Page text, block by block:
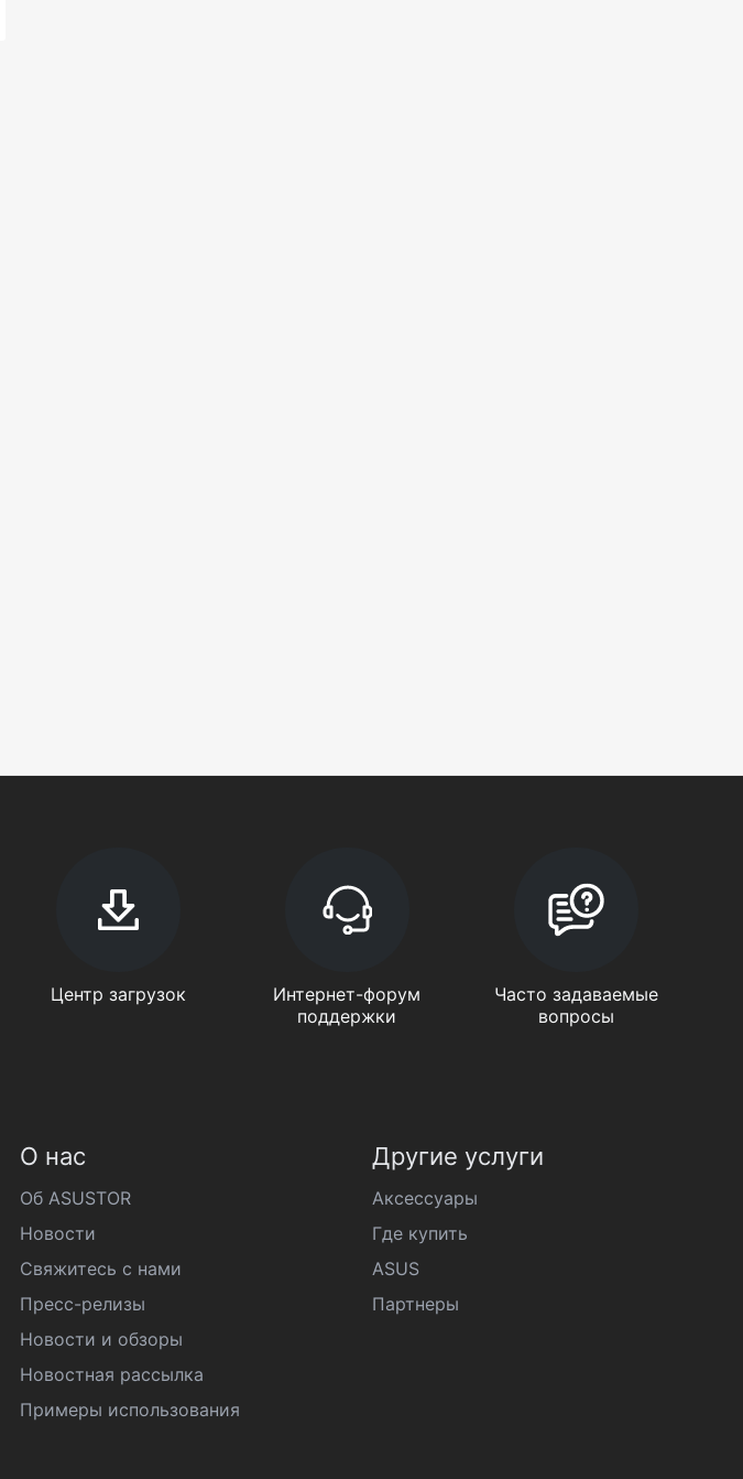
Центр загрузок
Интернет-форум
поддержки
Часто задаваемые
вопросы
О нас
Об ASUSTOR
Новости
Свяжитесь с нами
Пресс-релизы
Новости и обзоры
Новостная рассылка
Примеры использования
Другие услуги
Аксессуары
Где купить
ASUS
Партнеры